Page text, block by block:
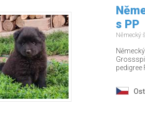
s PP
Německý
pedigree